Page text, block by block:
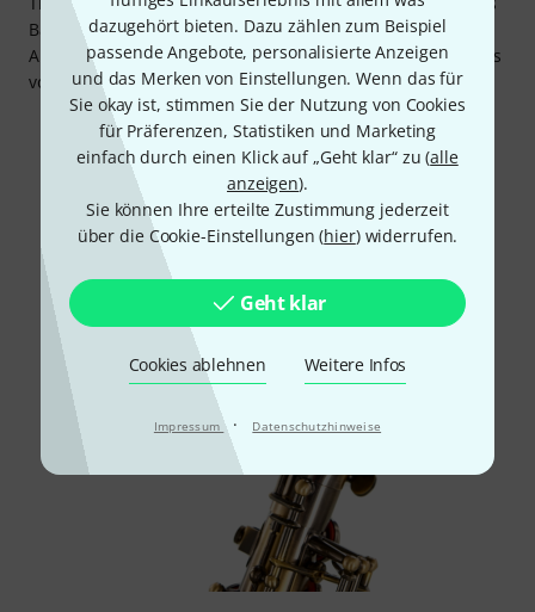
dazugehört bieten. Dazu zählen zum Beispiel
passende Angebote, personalisierte Anzeigen
und das Merken von Einstellungen. Wenn das für
Sie okay ist, stimmen Sie der Nutzung von Cookies
für Präferenzen, Statistiken und Marketing
einfach durch einen Klick auf „Geht klar“ zu (alle
anzeigen).
Sie können Ihre erteilte Zustimmung jederzeit
über die Cookie-Einstellungen (hier) widerrufen.
Geht klar
Cookies ablehnen Weitere Infos
Impressum · Datenschutzhinweise
Back-up-Instrument kommt dieses Altsaxophon in Frage.
Aufgrund seines warmen und obertonreichen Sounds ist es
vor allem für populäre Musikstile sehr interessant.